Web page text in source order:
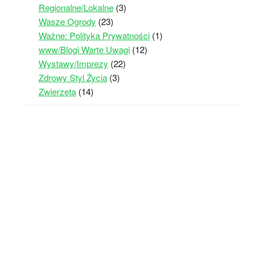
Regionalne/Lokalne(3)
Wasze Ogrody (23)
Ważne: Polityka Prywatności(1)
www/Blogi Warte Uwagi(12)
Wystawy/Imprezy (22)
Zdrowy Styl Życia(3)
Zwierzęta(14)